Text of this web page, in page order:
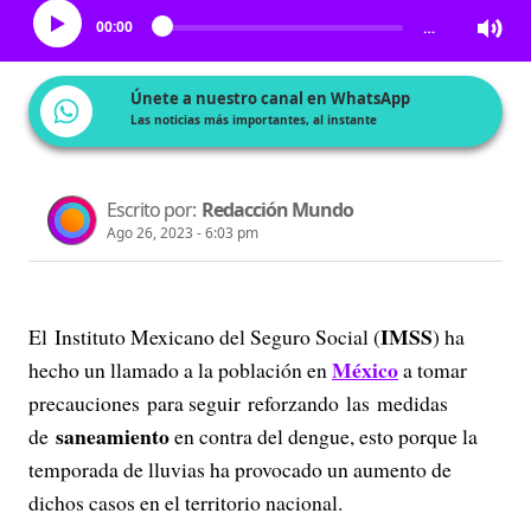
00:00 …
Únete a nuestro canal en WhatsApp
Las noticias más importantes, al instante
Escrito por: Redacción Mundo
Ago 26, 2023 - 6:03 pm
El Instituto Mexicano del Seguro Social (IMSS) ha
hecho un llamado a la población enMéxicoa tomar
precauciones para seguir reforzando las medidas
de saneamientoen contra del dengue, esto porque la
temporada de lluvias ha provocado un aumento de
dichos casos en el territorio nacional.